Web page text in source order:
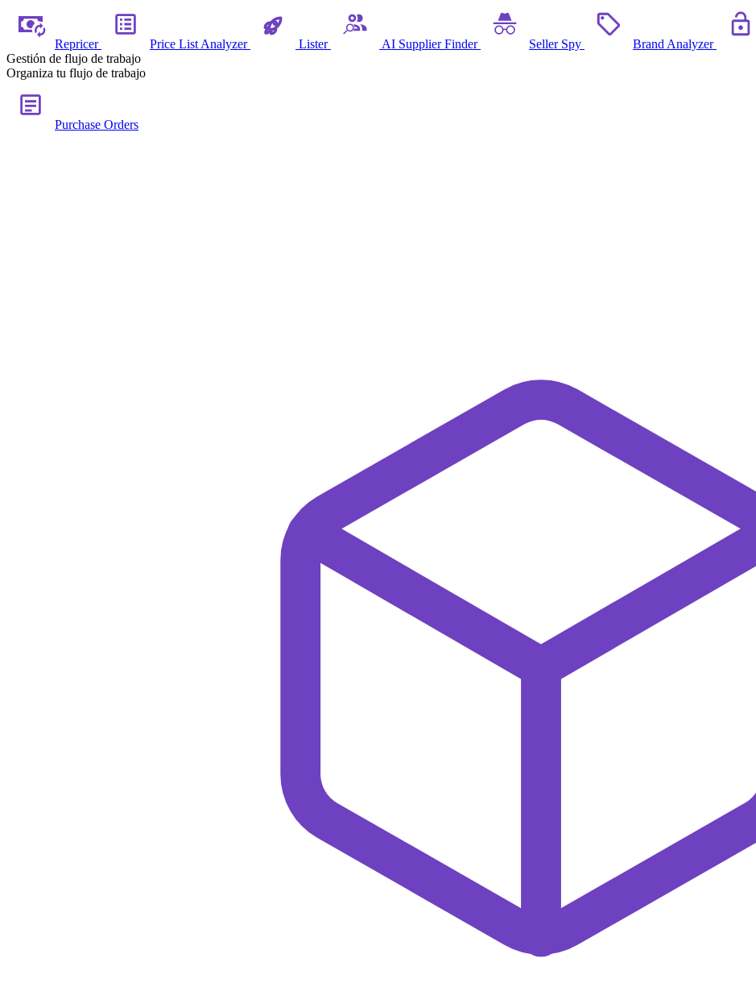
Repricer Price List Analyzer Lister AI Supplier Finder Seller Spy Brand Analyzer
Gestión de flujo de trabajo
Organiza tu flujo de trabajo
Purchase Orders